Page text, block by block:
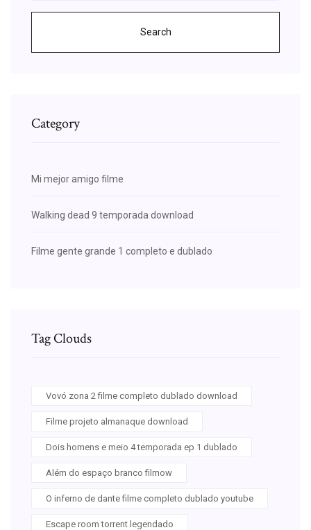
Search
Category
Mi mejor amigo filme
Walking dead 9 temporada download
Filme gente grande 1 completo e dublado
Tag Clouds
Vovó zona 2 filme completo dublado download
Filme projeto almanaque download
Dois homens e meio 4 temporada ep 1 dublado
Além do espaço branco filmow
O inferno de dante filme completo dublado youtube
Escape room torrent legendado